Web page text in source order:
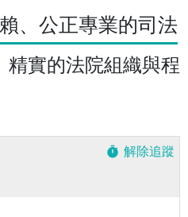
、公正專業的司法
精實的法院組織與程
timer 解除追蹤